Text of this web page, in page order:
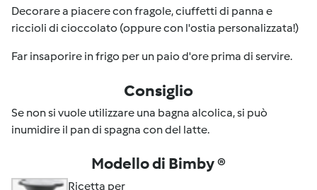
Decorare a piacere con fragole, ciuffetti di panna e
riccioli di cioccolato (oppure con l'ostia personalizzata!)
Far insaporire in frigo per un paio d'ore prima di servire.
Consiglio
Se non si vuole utilizzare una bagna alcolica, si può
inumidire il pan di spagna con del latte.
Modello di Bimby ®
Ricetta per